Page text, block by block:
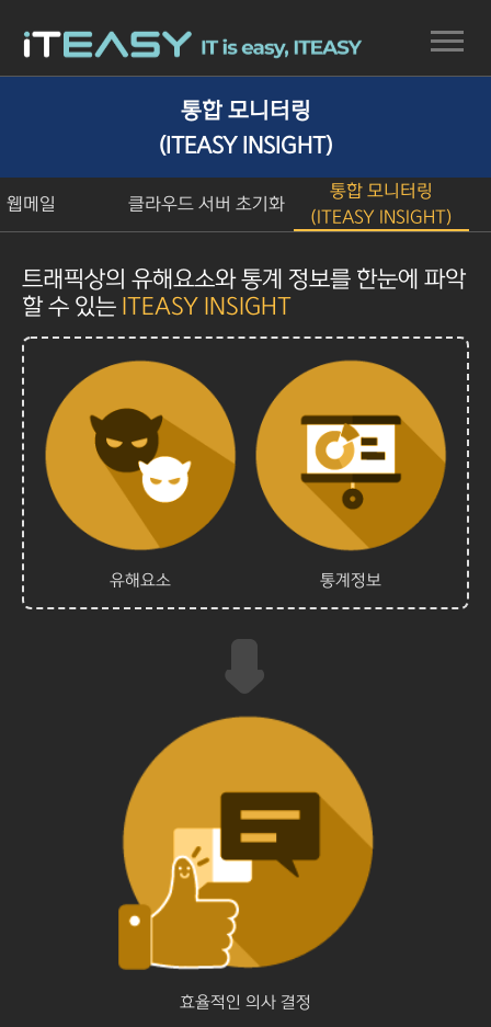
통합 모니터링
(ITEASY INSIGHT)
웹메일 클라우드 서버 초기화
통합 모니터링
(ITEASY INSIGHT)
트래픽상의 유해요소와 통계 정보를 한눈에 파악
할 수 있는 ITEASY INSIGHT
유해요소 통계정보
효율적인 의사 결정